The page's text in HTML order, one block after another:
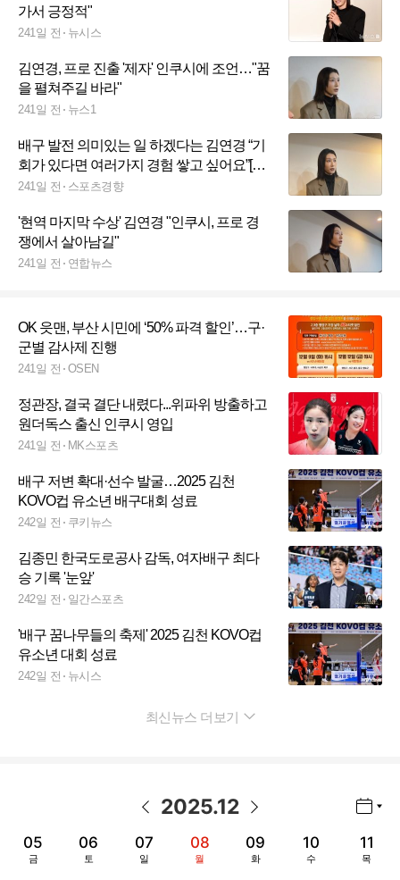
가서 긍정적"
241일 전 뉴시스
김연경, 프로 진출 '제자' 인쿠시에 조언…"꿈
을 펼쳐주길 바라"
241일 전 뉴스1
배구 발전 의미있는 일 하겠다는 김연경 “기
회가 있다면 여러가지 경험 쌓고 싶어요”[스
경X현장]
241일 전 스포츠경향
'현역 마지막 수상' 김연경 "인쿠시, 프로 경
쟁에서 살아남길"
241일 전 연합뉴스
OK 읏맨, 부산 시민에 ‘50% 파격 할인’…구·
군별 감사제 진행
241일 전 OSEN
정관장, 결국 결단 내렸다...위파위 방출하고
원더독스 출신 인쿠시 영입
241일 전 MK스포츠
배구 저변 확대·선수 발굴…2025 김천
KOVO컵 유소년 배구대회 성료
242일 전 쿠키뉴스
김종민 한국도로공사 감독, 여자배구 최다
승 기록 '눈앞'
242일 전 일간스포츠
'배구 꿈나무들의 축제' 2025 김천 KOVO컵
유소년 대회 성료
242일 전 뉴시스
최신뉴스 더보기
2025.12
05
금
06
토
07
일
08
월
09
화
10
수
11
목